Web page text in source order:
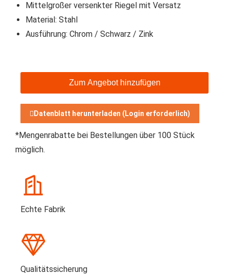
Mittelgroßer versenkter Riegel mit Versatz
Material: Stahl
Ausführung: Chrom / Schwarz / Zink
Zum Angebot hinzufügen
Datenblatt herunterladen (Login erforderlich)
*Mengenrabatte bei Bestellungen über 100 Stück
möglich.
Echte Fabrik
Qualitätssicherung